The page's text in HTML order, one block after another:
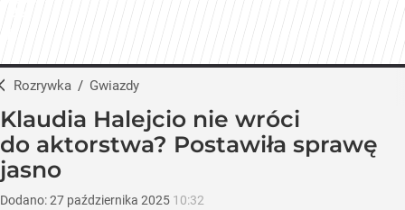
Rozrywka / Gwiazdy
Klaudia Halejcio nie wróci
do aktorstwa? Postawiła sprawę
jasno
Dodano:27 października 2025 10:32